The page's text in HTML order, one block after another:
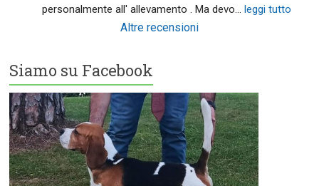
personalmente all' allevamento . Ma devo... leggi tutto
Altre recensioni
Siamo su Facebook